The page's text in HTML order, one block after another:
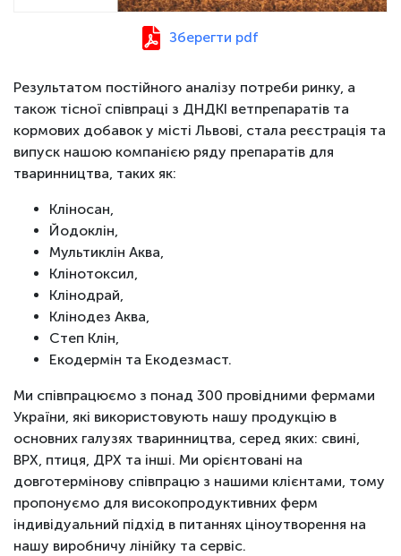
Зберегти pdf
Результатом постійного аналізу потреби ринку, а
також тісної співпраці з ДНДКІ ветпрепаратів та
кормових добавок у місті Львові, стала реєстрація та
випуск нашою компанією ряду препаратів для
тваринництва, таких як:
Кліносан,
Йодоклін,
Мультиклін Аква,
Клінотоксил,
Клінодрай,
Клінодез Аква,
Степ Клін,
Екодермін та Екодезмаст.
Ми співпрацюємо з понад 300 провідними фермами
України, які використовують нашу продукцію в
основних галузях тваринництва, серед яких: свині,
ВРХ, птиця, ДРХ та інші. Ми орієнтовані на
довготермінову співпрацю з нашими клієнтами, тому
пропонуємо для високопродуктивних ферм
індивідуальний підхід в питаннях ціноутворення на
нашу виробничу лінійку та сервіс.